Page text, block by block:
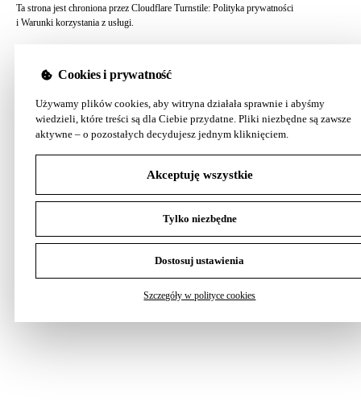
Ta strona jest chroniona przez Cloudflare Turnstile: Polityka prywatności
i Warunki korzystania z usługi.
Cookies i prywatność
Używamy plików cookies, aby witryna działała sprawnie i abyśmy
wiedzieli, które treści są dla Ciebie przydatne. Pliki niezbędne są zawsze
aktywne – o pozostałych decydujesz jednym kliknięciem.
Akceptuję wszystkie
Tylko niezbędne
Dostosuj ustawienia
Szczegóły w polityce cookies